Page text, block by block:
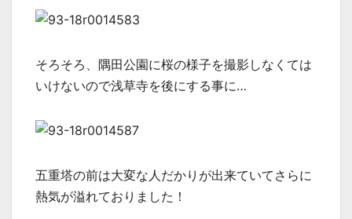
そろそろ、隅田公園に桜の様子を撮影しなくては
いけないので浅草寺を後にする事に…
五重塔の前は大変な人だかりが出来ていてさらに
熱気が溢れておりました！